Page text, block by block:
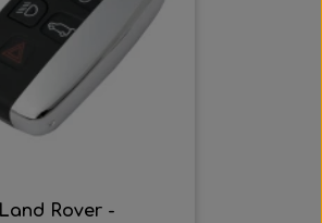
Land Rover -